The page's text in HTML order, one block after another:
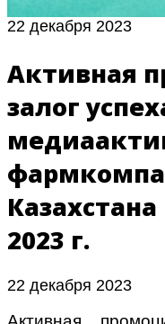
22 декабря 2023
Активная
залог
2023 г.
22 декабря 2023